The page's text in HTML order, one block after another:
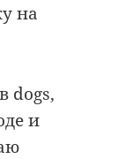
на
dogs,
и